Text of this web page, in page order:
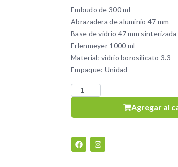
Embudo de 300 ml
Abrazadera de aluminio 47 mm
Base de vidrio 47 mm sinterizada
Erlenmeyer 1000 ml
Material: vidrio borosilicato 3.3
Empaque: Unidad
Agregar al